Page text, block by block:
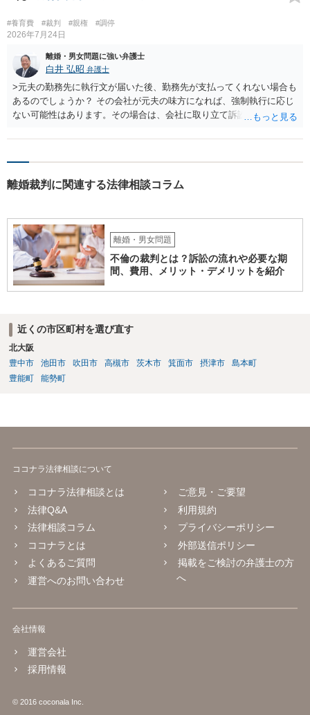
#養育費 #裁判 #親権 #調停
2026年7月24日
離婚・男女問題に強い弁護士
白井 弘昭 弁護士
>元夫の勤務先に執行文が届いた後、勤務先が支払ってくれない場合も
あるのでしょうか？ その会社が元夫の味方になれば、強制執行に応じ
ない可能性はあります。その場合は、会社に取り立て訴訟を行うこと
押さえ、元夫名義の車の差し押さえ競売などを検討します。 ＞何もで
す。 ＞他の弁護士さんに再度依頼できるのでしょうか？ できます。た
離婚裁判に関連する法律相談コラム
離婚・男女問題
不倫の裁判とは？訴訟の流れや必要な期
間、費用、メリット・デメリットを紹介
近くの市区町村を選び直す
北大阪
豊中市
池田市 吹田市 高槻市 茨木市 箕面市 摂津市
島本町
豊能町
能勢町
ココナラ法律相談について
ココナラ法律相談とは
法律Q&A
法律相談コラム
ココナラとは
よくあるご質問
運営へのお問い合わせ
ご意見・ご要望
利用規約
プライバシーポリシー
外部送信ポリシー
掲載をご検討の弁護士の方
へ
会社情報
運営会社
採用情報
© 2016 coconala Inc.